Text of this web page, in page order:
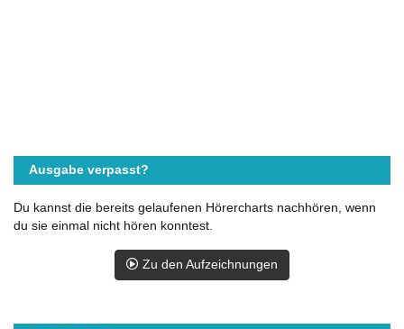
Ausgabe verpasst?
Du kannst die bereits gelaufenen Hörercharts nachhören, wenn
du sie einmal nicht hören konntest.
Zu den Aufzeichnungen